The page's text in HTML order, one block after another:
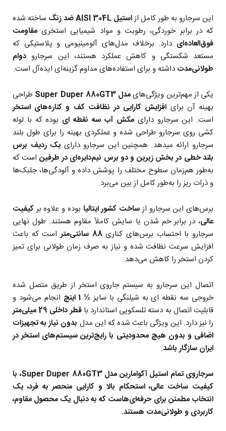
این سرجارو به طور کامل ازاستیل AISI 304L ضد زنگ
ساخته شده
که در برابر خوردگی، رطوبت و مواد شیمیایی استخری مقاومت
فوق‌العاده‌ای دارد. برخلاف مدل‌های آلومینیومی و پلاستیکی که
مستعد شکستگی و کاهش عملکرد هستند، این سرجارو دوام
طولانی‌مدت داشته و برای استفاده‌های مداوم گزینه‌ای ایده‌آل است.
یکی از مهم‌ترین ویژگی‌هایمدل Super Duper880GT3
طراحی
بهینه آن برای افزایش کارایی در نظافت کف و کناره‌های استخر
است. این سرجارو دارای مکش آب سه نقطه ای بوده که با لوله
کشی روی سرجارو طراحی شده و عملکردی بهینه را برای طول بلند
سرجارو ارائه میدهد. همچنین این سرجارو دارای یک ردیف برس
بلند خطی در بخش زیرین و دو برس نیم‌دایره‌ای در طرفین است که
به‌طور هم‌زمان سطوح مختلف را پوشش داده و آلودگی‌ها، جلبک‌ها
و ذرات ریز را به‌طور کامل از بین می‌برد.
برس‌های این سرجارو ازساخت کشور ایتالیا بوده و علاوه برکیفیت
عالی، در برابر خم شدن یا سایش کاملاً مقاوم هستند. طول نهایی
سرجارو با احتساب برس‌های کناری88 سانتی‌متر
است که باعث
افزایش سرعت نظافت شده و نیاز به صرف زمان طولانی برای تمیز
کردن استخر را کاهش می‌دهد.
اتصال این سرجارو به سیستم جاروی استخر از طریق متصل شده
خروجی سه نقطه ای به شیلنگی با سایز ½ 1 اینچ
انجام می‌شود و
قابلیت اتصال به دسته تلسکوپی استاندارد باقطر داخلی 29 میلی‌متر
را نیز دارد. این ویژگی باعث شده که این مدل بدون نیاز به تجهیزات
اضافی و بدون هیچ محدودیتی با رایج‌ترین سیستم‌های استخر در
ایران سازگار باشد.
سرجاروی تمام استیل آکوامارین مدل Super Duper 880GT3، با
کیفیت ساخت عالی، استحکام بالا و کارایی منحصر به فرد، یک
انتخاب مطمئن برای حرفه‌ای‌هاست که به دنبال یک محصول مقاوم،
کاربردی و طولانی‌مدت هستند.